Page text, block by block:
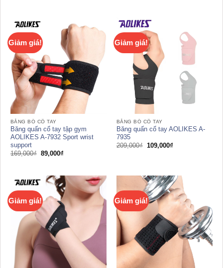
Giảm giá!
BĂNG BÓ CỔ TAY
Băng quấn cổ tay tập gym
AOLIKES A-7932 Sport wrist
support
169,000₫ Giá
gốc
89,000₫Giá
89,000₫.
Giảm giá!
BĂNG BÓ CỔ TAY
Băng quấn cổ tay AOLIKES A-
7935
209,000₫ Giá
109,000₫Giá
Giảm giá! Giảm giá!